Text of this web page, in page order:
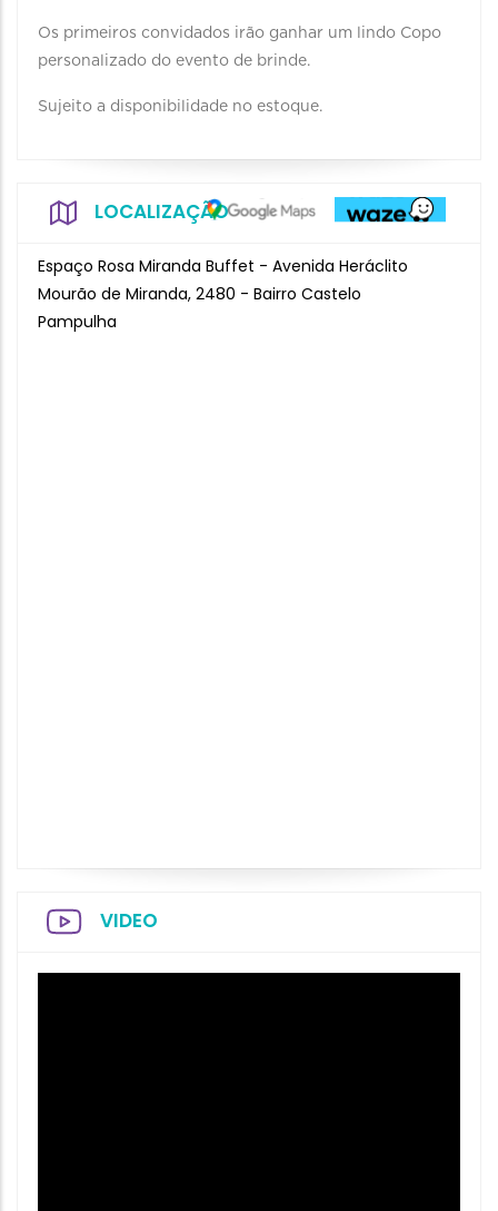
Os primeiros convidados irão ganhar um lindo Copo
personalizado do evento de brinde.
Sujeito a disponibilidade no estoque.
LOCALIZAÇÃO
Espaço Rosa Miranda Buffet - Avenida Heráclito
Mourão de Miranda, 2480 - Bairro Castelo
Pampulha
VIDEO